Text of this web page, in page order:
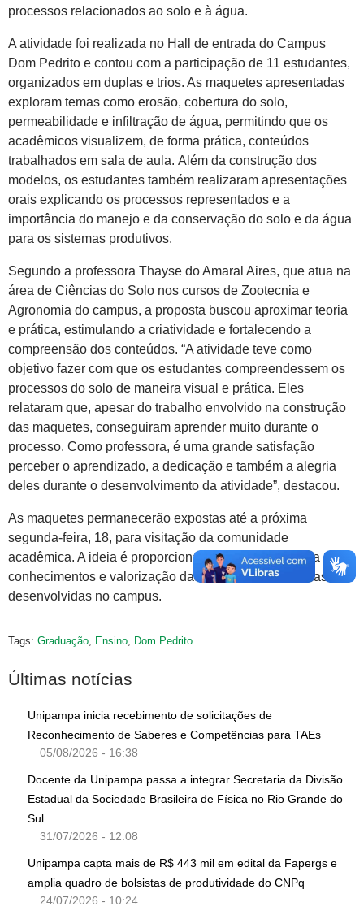
processos relacionados ao solo e à água.
A atividade foi realizada no Hall de entrada do Campus
Dom Pedrito e contou com a participação de 11 estudantes,
organizados em duplas e trios. As maquetes apresentadas
exploram temas como erosão, cobertura do solo,
permeabilidade e infiltração de água, permitindo que os
acadêmicos visualizem, de forma prática, conteúdos
trabalhados em sala de aula. Além da construção dos
modelos, os estudantes também realizaram apresentações
orais explicando os processos representados e a
importância do manejo e da conservação do solo e da água
para os sistemas produtivos.
Segundo a professora Thayse do Amaral Aires, que atua na
área de Ciências do Solo nos cursos de Zootecnia e
Agronomia do campus, a proposta buscou aproximar teoria
e prática, estimulando a criatividade e fortalecendo a
compreensão dos conteúdos. “A atividade teve como
objetivo fazer com que os estudantes compreendessem os
processos do solo de maneira visual e prática. Eles
relataram que, apesar do trabalho envolvido na construção
das maquetes, conseguiram aprender muito durante o
processo. Como professora, é uma grande satisfação
perceber o aprendizado, a dedicação e também a alegria
deles durante o desenvolvimento da atividade”, destacou.
As maquetes permanecerão expostas até a próxima
segunda-feira, 18, para visitação da comunidade
acadêmica. A ideia é proporcionar um espaço de troca de
conhecimentos e valorização das práticas pedagógicas
desenvolvidas no campus.
Tags: Graduação, Ensino, Dom Pedrito
Últimas notícias
Unipampa inicia recebimento de solicitações de
Reconhecimento de Saberes e Competências para TAEs
05/08/2026 - 16:38
Docente da Unipampa passa a integrar Secretaria da Divisão
Estadual da Sociedade Brasileira de Física no Rio Grande do
Sul
31/07/2026 - 12:08
Unipampa capta mais de R$ 443 mil em edital da Fapergs e
amplia quadro de bolsistas de produtividade do CNPq
24/07/2026 - 10:24